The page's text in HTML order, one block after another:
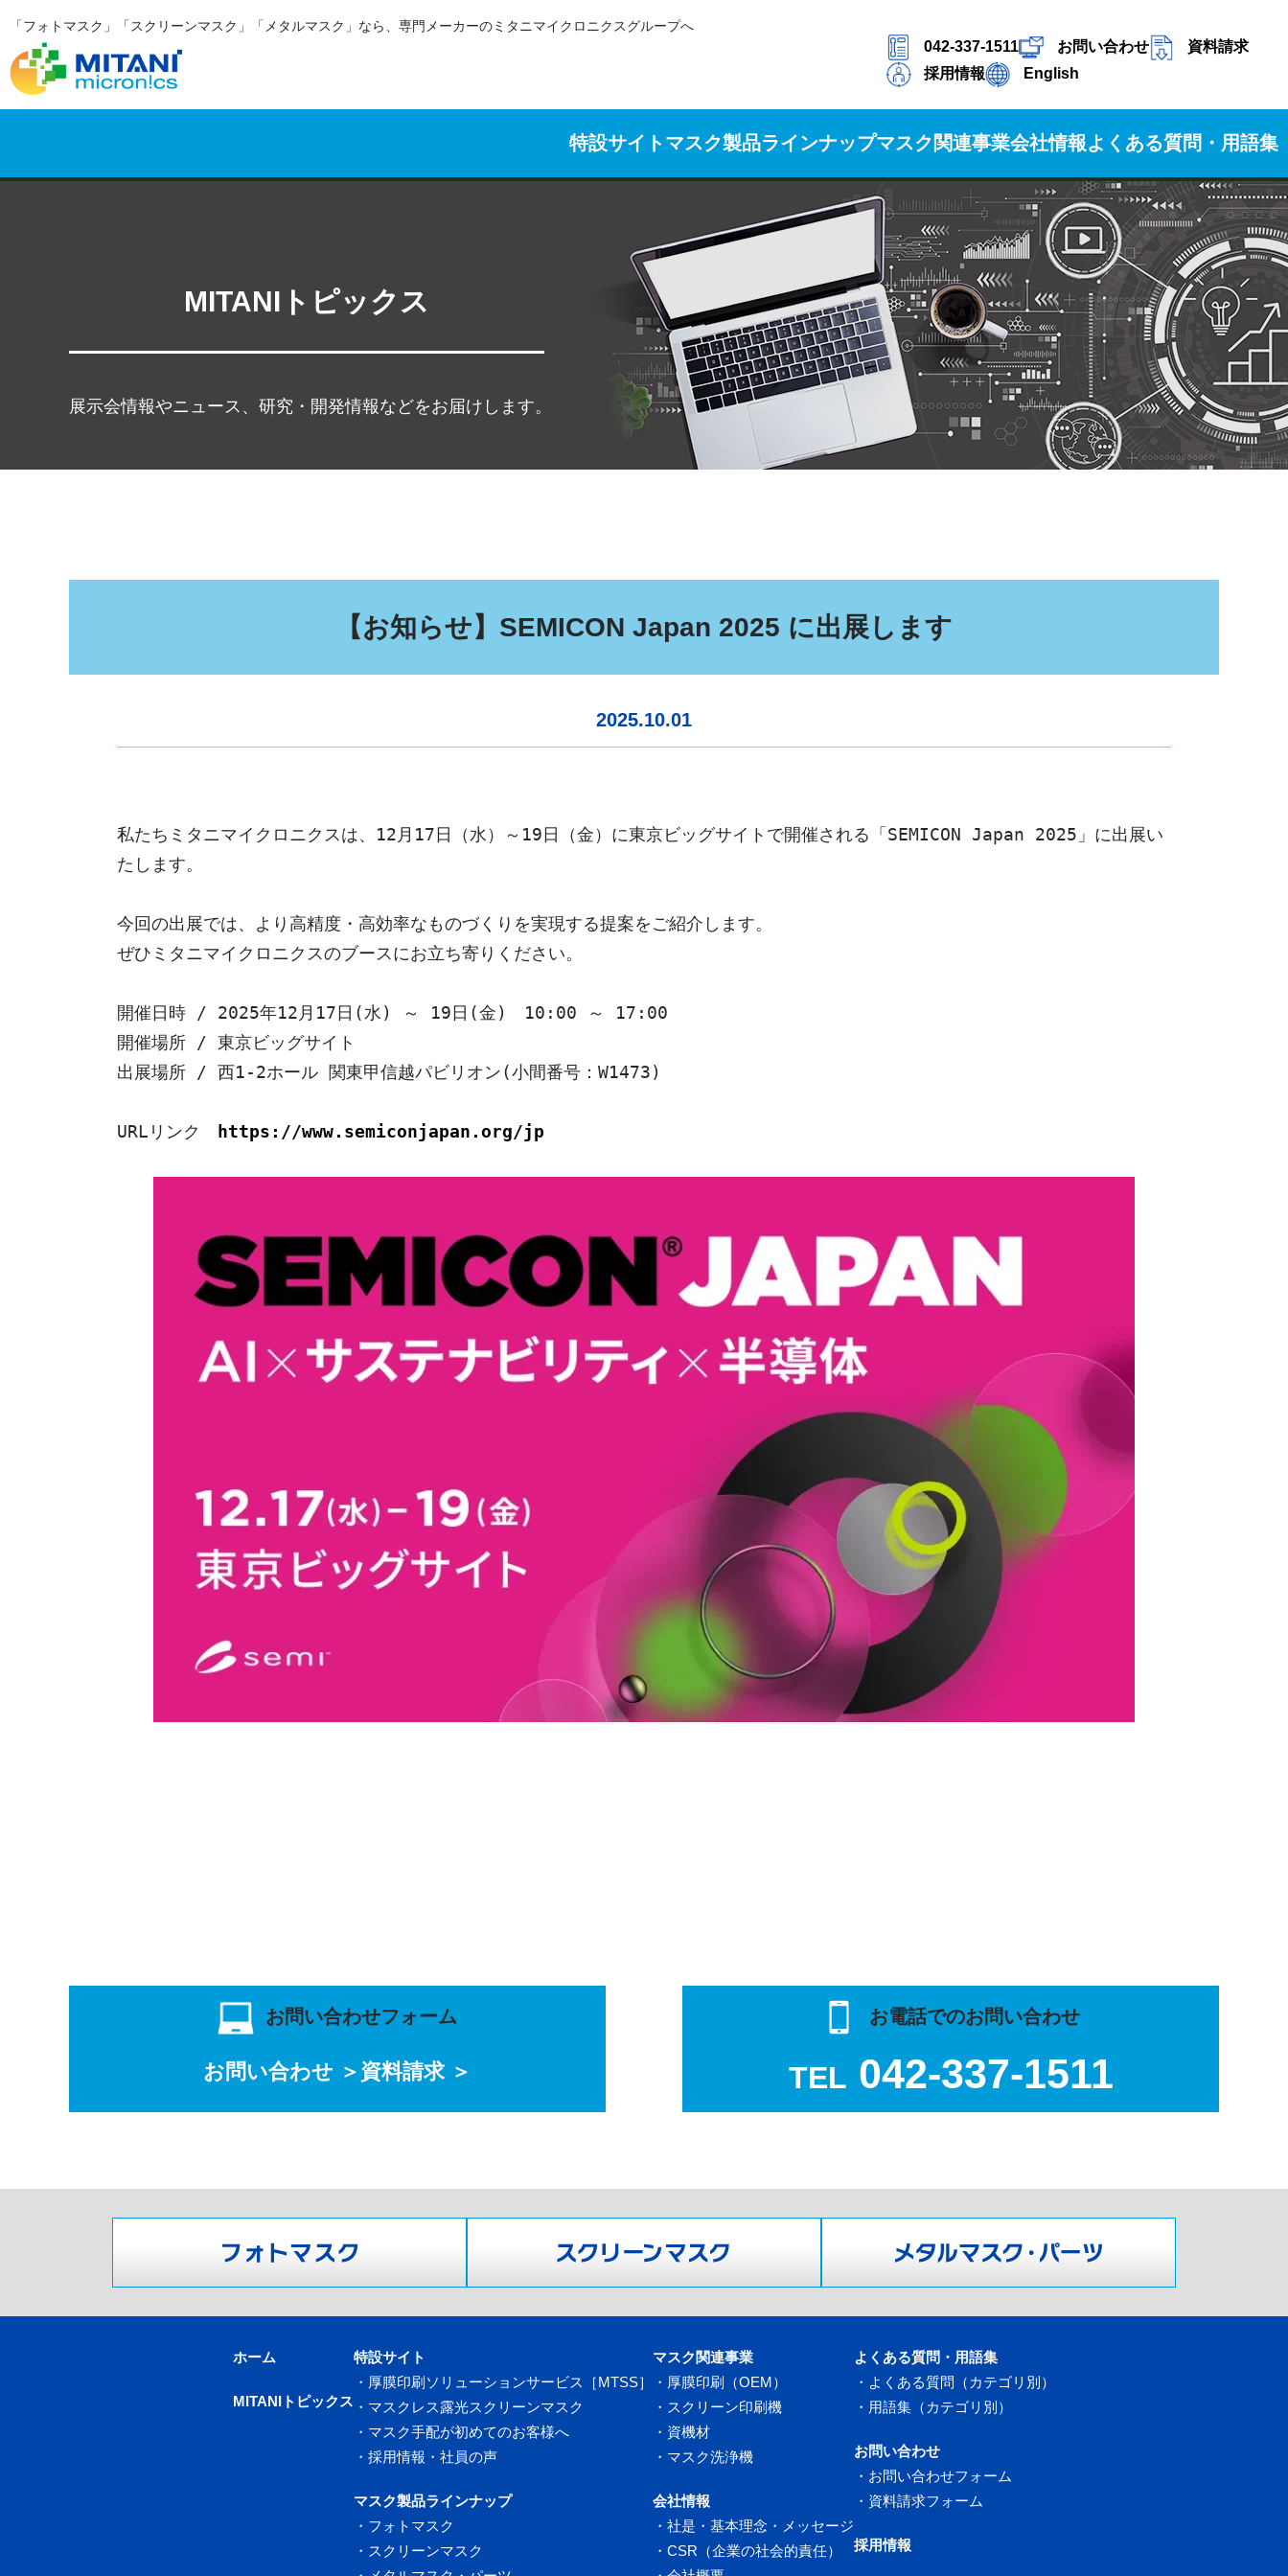
「フォトマスク」「スクリーンマスク」「メタルマスク」なら、専門メーカーのミタニマイクロニクスグループへ
042-337-1511 お問い合わせ
資料請求
採用情報
English
特設サイトマスク製品ラインナップマスク関連事業会社情報よくある質問・用語集
MITANIトピックス
展示会情報やニュース、研究・開発情報などをお届けします。
【お知らせ】SEMICON Japan 2025 に出展します
2025.10.01
私たちミタニマイクロニクスは、12月17日（水）～19日（金）に東京ビッグサイトで開催される「SEMICON Japan 2025」に出展い
たします。
今回の出展では、より高精度・高効率なものづくりを実現する提案をご紹介します。
ぜひミタニマイクロニクスのブースにお立ち寄りください。
開催日時 / 2025年12月17日(水) ～ 19日(金)　10:00 ～ 17:00
開催場所 / 東京ビッグサイト
出展場所 / 西1-2ホール 関東甲信越パビリオン(小間番号：W1473)
URLリンク https://www.semiconjapan.org/jp
お問い合わせフォーム
お問い合わせ ＞ 資料請求 ＞
お電話でのお問い合わせ
TEL 042-337-1511
ホーム
MITANIトピックス
特設サイト
・ 厚膜印刷ソリューションサービス［MTSS］
・ マスクレス露光スクリーンマスク
・ マスク手配が初めてのお客様へ
・ 採用情報・社員の声
マスク製品ラインナップ
・ フォトマスク
・ スクリーンマスク
マスク関連事業
・ 厚膜印刷（OEM）
・ スクリーン印刷機
・ 資機材
・ マスク洗浄機
会社情報
・ 社是・基本理念・メッセージ
・ CSR（企業の社会的責任）
よくある質問・用語集
・ よくある質問（カテゴリ別）
・ 用語集（カテゴリ別）
お問い合わせ
・ お問い合わせフォーム
・ 資料請求フォーム
採用情報